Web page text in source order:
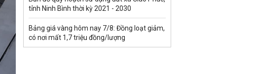
tỉnh Ninh Bình thời kỳ 2021 - 2030
Bảng giá vàng hôm nay 7/8: Đồng loạt giảm,
có nơi mất 1,7 triệu đồng/lượng